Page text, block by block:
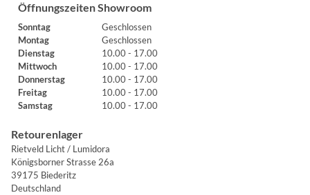
Öffnungszeiten Showroom
Sonntag
Geschlossen
Montag
Geschlossen
Dienstag
10.00 - 17.00
Mittwoch
10.00 - 17.00
Donnerstag
10.00 - 17.00
Freitag
10.00 - 17.00
Samstag
10.00 - 17.00
Retourenlager
Rietveld Licht / Lumidora
Königsborner Strasse 26a
39175 Biederitz
Deutschland